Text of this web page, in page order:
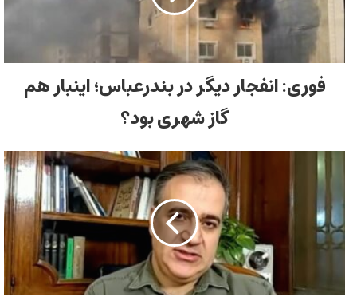
فوری: انفجار دیگر در بندرعباس؛ اینبار هم
گاز شهری بود؟